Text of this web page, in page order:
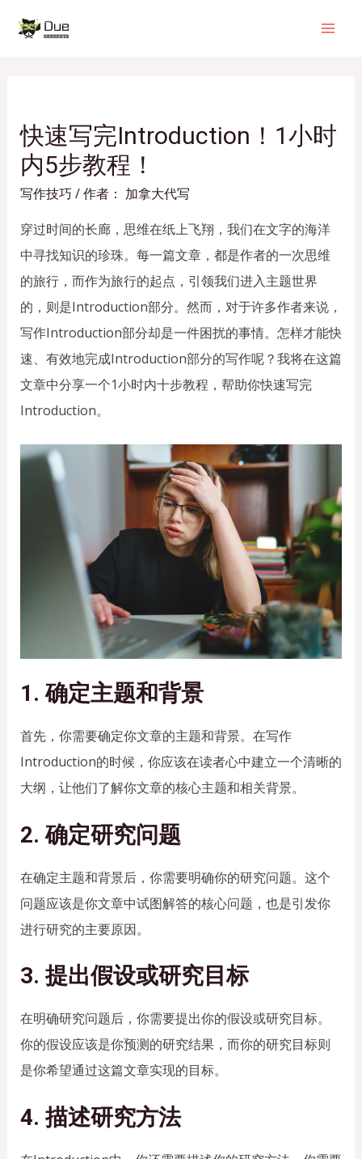
快速写完Introduction！1小时
内5步教程！
写作技巧 / 作者： 加拿大代写
穿过时间的长廊，思维在纸上飞翔，我们在文字的海洋
中寻找知识的珍珠。每一篇文章，都是作者的一次思维
的旅行，而作为旅行的起点，引领我们进入主题世界
的，则是Introduction部分。然而，对于许多作者来说，
写作Introduction部分却是一件困扰的事情。怎样才能快
速、有效地完成Introduction部分的写作呢？我将在这篇
文章中分享一个1小时内十步教程，帮助你快速写完
Introduction。
1. 确定主题和背景
首先，你需要确定你文章的主题和背景。在写作
Introduction的时候，你应该在读者心中建立一个清晰的
大纲，让他们了解你文章的核心主题和相关背景。
2. 确定研究问题
在确定主题和背景后，你需要明确你的研究问题。这个
问题应该是你文章中试图解答的核心问题，也是引发你
进行研究的主要原因。
3. 提出假设或研究目标
在明确研究问题后，你需要提出你的假设或研究目标。
你的假设应该是你预测的研究结果，而你的研究目标则
是你希望通过这篇文章实现的目标。
4. 描述研究方法